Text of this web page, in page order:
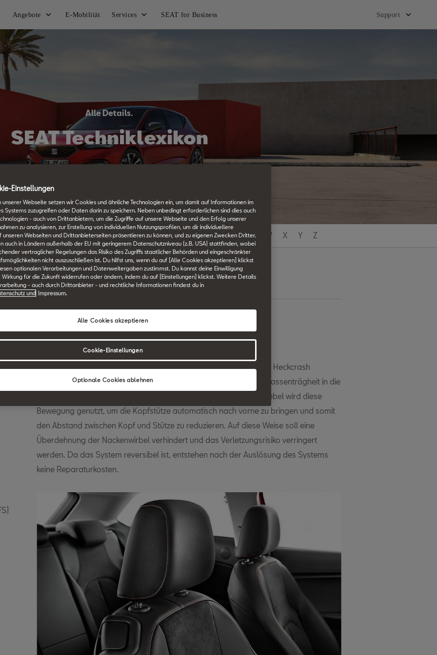
Angebote E-Mobilität Services SEAT for Business Support
Alle Details.
SEAT Techniklexikon
G H I J K L M N O P Q R S T U V W X Y Z
SEAT Technik Lexikon durchsuchen.
Aktive Kopfstützen
Die aktiven Kopfstützen von SEAT werden ausschließlich bei einem Heckcrash
wirksam. Bei einem Heckaufprall wird der Oberkörper durch die Massenträgheit in die
Lehne des Sitzes gepresst. Über einen Rückenschild und Umlenkhebel wird diese
Bewegung genutzt, um die Kopfstütze automatisch nach vorne zu bringen und somit
den Abstand zwischen Kopf und Stütze zu reduzieren. Auf diese Weise soll eine
Überdehnung der Nackenwirbel verhindert und das Verletzungsrisiko verringert
werden. Da das System reversibel ist, entstehen nach der Auslösung des Systems
keine Reparaturkosten.
Einstellungen
unserer Webseite setzen wir Cookies und ähnliche Technologien ein, um damit auf Informationen im
Systems zuzugreifen oder Daten darin zu speichern. Neben unbedingt erforderlichen sind dies auch
- auch von Drittanbietern, um die Zugriffe auf unsere Webseite und den Erfolg unserer
zu analysieren, zur Erstellung von individuellen Nutzungsprofilen, um dir individuellere
unseren Webseiten und Drittanbieterseiten präsentieren zu können, und zu eigenen Zwecken Dritter.
auch in Ländern außerhalb der EU mit geringerem Datenschutzniveau (z.B. USA) stattfinden, wobei
vertraglicher Regelungen das Risiko des Zugriffs staatlicher Behörden und eingeschränkter
nicht auszuschließen ist. Du hilfst uns, wenn du auf [Alle Cookies akzeptieren] klickst
optionalen Verarbeitungen und Datenweitergaben zustimmst. Du kannst deine Einwilligung
für die Zukunft widerrufen oder ändern, indem du auf [Einstellungen] klickst. Weitere Details
- auch durch Drittanbieter - und rechtliche Informationen findest du in
und Impressum.
Optionale Cookies ablehnen
Alle Cookies akzeptieren
Cookie-Einstellungen